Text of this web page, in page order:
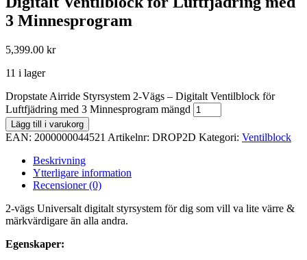
3 Minnesprogram
5,399.00 kr
11 i lager
Dropstate Airride Styrsystem 2-Vägs – Digitalt Ventilblock för
Luftfjädring med 3 Minnesprogram mängd
Lägg till i varukorg
EAN: 2000000044521 Artikelnr: DROP2D Kategori: Ventilblock
Beskrivning
Ytterligare information
Recensioner (0)
2-vägs Universalt digitalt styrsystem för dig som vill va lite värre &
märkvärdigare än alla andra.
Egenskaper: